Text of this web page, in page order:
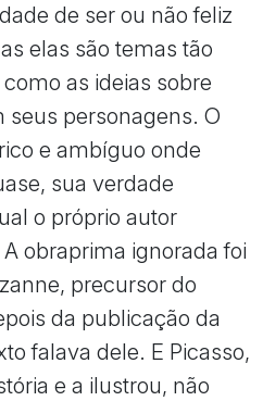
de ser ou não feliz
elas são temas tão
as ideias sobre
personagens. O
e ambíguo onde
sua verdade
o próprio autor
obraprima ignorada foi
precursor do
da publicação da
falava dele. E Picasso,
e a ilustrou, não